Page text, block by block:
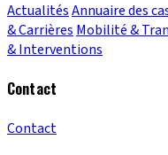
ActualitésAnnuaire des
& Carrières Mobilité &
& Interventions
Contact
Contact